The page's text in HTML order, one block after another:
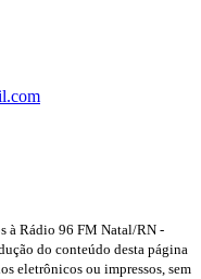
à Rádio 96 FM Natal/RN -
do conteúdo desta página
eletrônicos ou impressos, sem